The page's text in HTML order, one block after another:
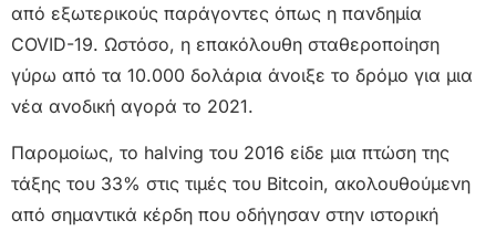
από εξωτερικούς παράγοντες όπως η πανδημία
COVID-19. Ωστόσο, η επακόλουθη σταθεροποίηση
γύρω από τα 10.000 δολάρια άνοιξε το δρόμο για μια
νέα ανοδική αγορά το 2021.
Παρομοίως, το halving του 2016 είδε μια πτώση της
τάξης του 33% στις τιμές του Bitcoin, ακολουθούμενη
από σημαντικά κέρδη που οδήγησαν στην ιστορική